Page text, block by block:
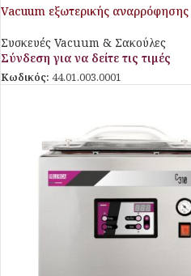
Vacuum εξωτερικής αναρρόφησης
Συσκευές Vacuum & Σακούλες
Σύνδεση για να δείτε τις τιμές
Κωδικός: 44.01.003.0001